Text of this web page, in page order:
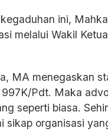
ini,
melalui Wakil
MA menegaskan
997K/Pdt. Maka
seperti biasa.
sikap organisasi